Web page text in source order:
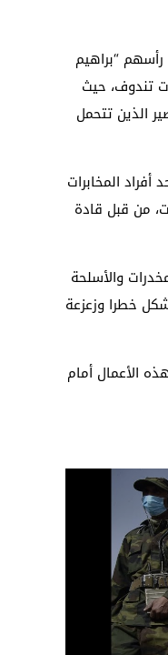
“براهيم
تندوف، حيث
الذين تتحمل
المخابرات
من قبل قادة
والأسلحة
خطرا وزعزعة
الأعمال أمام